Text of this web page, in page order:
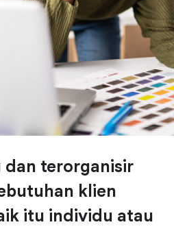
dan terorganisir
klien
itu individu atau